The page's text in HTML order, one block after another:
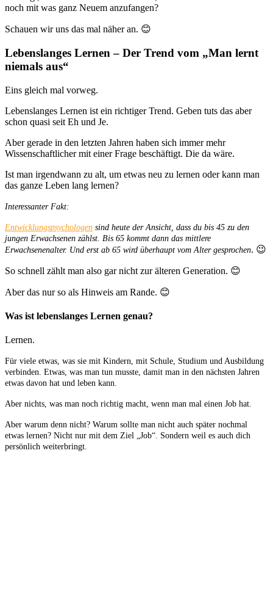
noch mit was ganz Neuem anzufangen?
Schauen wir uns das mal näher an. 😊
Lebenslanges Lernen – Der Trend vom „Man lernt
niemals aus“
Eins gleich mal vorweg.
Lebenslanges Lernen ist ein richtiger Trend. Geben tuts das aber
schon quasi seit Eh und Je.
Aber gerade in den letzten Jahren haben sich immer mehr
Wissenschaftlicher mit einer Frage beschäftigt. Die da wäre.
Ist man irgendwann zu alt, um etwas neu zu lernen oder kann man
das ganze Leben lang lernen?
Interessanter Fakt:
Entwicklungspsychologen sind heute der Ansicht, dass du bis 45 zu den
jungen Erwachsenen zählst. Bis 65 kommt dann das mittlere
Erwachsenenalter. Und erst ab 65 wird überhaupt vom Alter gesprochen. 😉
So schnell zählt man also gar nicht zur älteren Generation. 😊
Aber das nur so als Hinweis am Rande. 😊
Was ist lebenslanges Lernen genau?
Lernen.
Für viele etwas, was sie mit Kindern, mit Schule, Studium und Ausbildung
verbinden. Etwas, was man tun musste, damit man in den nächsten Jahren
etwas davon hat und leben kann.
Aber nichts, was man noch richtig macht, wenn man mal einen Job hat.
Aber warum denn nicht? Warum sollte man nicht auch später nochmal
etwas lernen? Nicht nur mit dem Ziel „Job“. Sondern weil es auch dich
persönlich weiterbringt.